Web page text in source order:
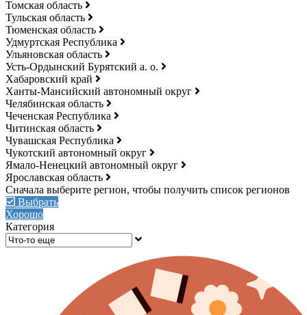
Томская область
Тульская область
Тюменская область
Удмуртская Республика
Ульяновская область
Усть-Ордынский Бурятский а. о.
Хабаровский край
Ханты-Мансийский автономный округ
Челябинская область
Чеченская Республика
Читинская область
Чувашская Республика
Чукотский автономный округ
Ямало-Ненецкий автономный округ
Ярославская область
Выбрать
Хорошо
Категория